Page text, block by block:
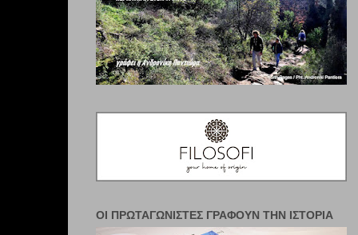
ΟΙ ΠΡΩΤΑΓΩΝΙΣΤΈΣ ΓΡΆΦΟΥΝ ΤΗΝ ΙΣΤΟΡΊΑ